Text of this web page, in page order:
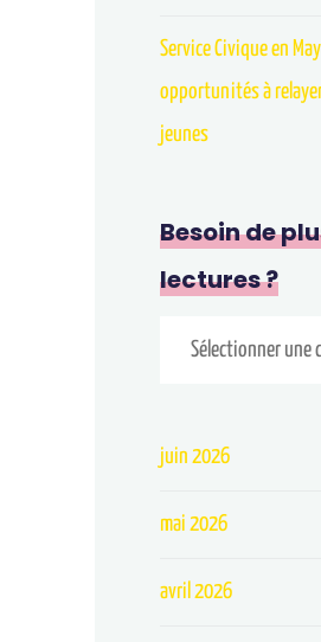
Service Civique en
opportunités à
jeunes
Besoin de
lectures ?
juin 2026
mai 2026
avril 2026